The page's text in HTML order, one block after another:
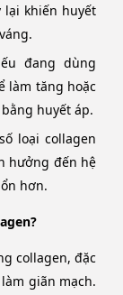
khiến huyết
đang dùng
làm tăng hoặc
huyết áp.
loại collagen
hưởng đến hệ
hơn.
collagen, đặc
giãn mạch.